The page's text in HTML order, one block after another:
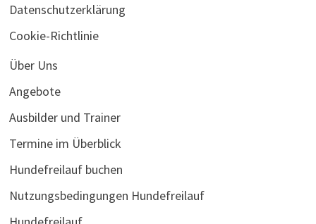
Datenschutzerklärung
Cookie-Richtlinie
Über Uns
Angebote
Ausbilder und Trainer
Termine im Überblick
Hundefreilauf buchen
Nutzungsbedingungen Hundefreilauf